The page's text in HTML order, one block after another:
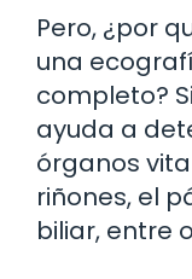
Pero, ¿por
una
completo?
ayuda a
órganos
riñones, el
biliar, entre